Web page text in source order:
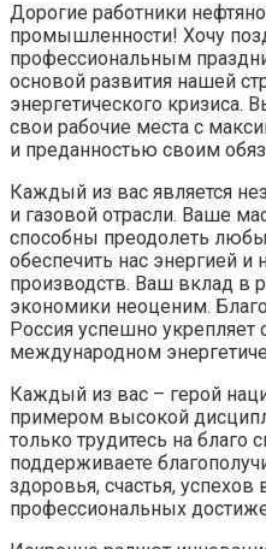
Дорогие работники
промышленности! Хочу
профессиональным
основой развития нашей
энергетического
свои рабочие места с
и преданностью своим
Каждый из вас является
и газовой отрасли. Ваше
способны преодолеть
обеспечить нас энергией и
производств. Ваш вклад в
экономики неоценим.
Россия успешно укрепляет
международном
Каждый из вас – герой
примером высокой
только трудитесь на благо
поддерживаете
здоровья, счастья,
профессиональных